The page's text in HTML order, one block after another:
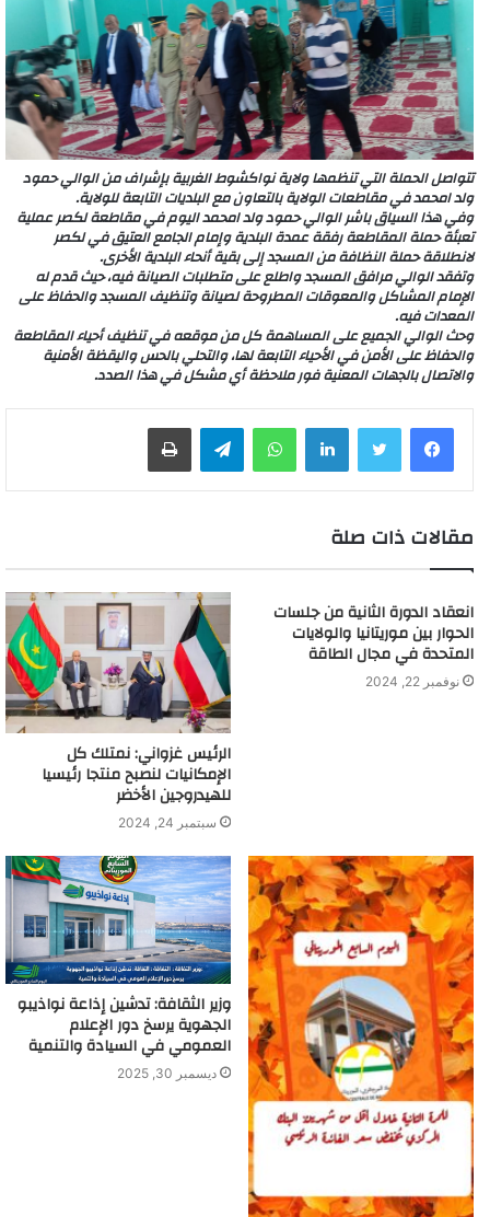
تتواصل الحملة التي تنظمها ولاية نواكشوط الغربية بإشراف من الوالي حمود
ولد امحمد في مقاطعات الولاية بالتعاون مع البلديات التابعة للولاية.
وفي هذا السياق باشر الوالي حمود ولد امحمد اليوم في مقاطعة لكصر عملية
تعبئة حملة المقاطعة رفقة عمدة البلدية وإمام الجامع العتيق في لكصر
لانطلاقة حملة النظافة من المسجد إلى بقية أنحاء البلدية الأخرى.
وتفقد الوالي مرافق المسجد واطلع على متطلبات الصيانة فيه، حيث قدم له
الإمام المشاكل والمعوقات المطروحة لصيانة وتنظيف المسجد والحفاظ على
المعدات فيه.
وحث الوالي الجميع على المساهمة كل من موقعه في تنظيف أحياء المقاطعة
والحفاظ على الأمن في الأحياء التابعة لها، والتحلي بالحس واليقظة الأمنية
والاتصال بالجهات المعنية فور ملاحظة أي مشكل في هذا الصدد.
لينكدإن واتساب
مقالات ذات صلة
انعقاد الدورة الثانية من جلسات
الحوار بين موريتانيا والولايات
المتحدة في مجال الطاقة
نوفمبر 22, 2024
الرئيس غزواني: نمتلك كل
الإمكانيات لنصبح منتجا رئيسيا
للهيدروجين الأخضر
سبتمبر 24, 2024
وزير الثقافة: تدشين إذاعة نواذيبو
الجهوية يرسخ دور الإعلام
العمومي في السيادة والتنمية
ديسمبر 30, 2025